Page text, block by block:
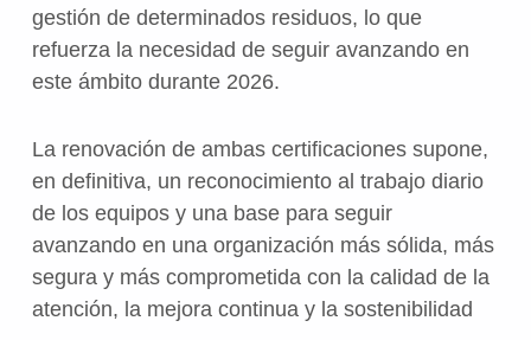
gestión de determinados residuos, lo que
refuerza la necesidad de seguir avanzando en
este ámbito durante 2026.
La renovación de ambas certificaciones supone,
en definitiva, un reconocimiento al trabajo diario
de los equipos y una base para seguir
avanzando en una organización más sólida, más
segura y más comprometida con la calidad de la
atención, la mejora continua y la sostenibilidad